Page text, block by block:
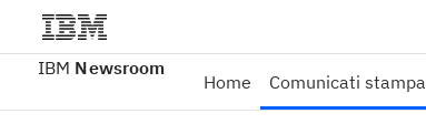
IBM Newsroom
Home Comunicati stampa